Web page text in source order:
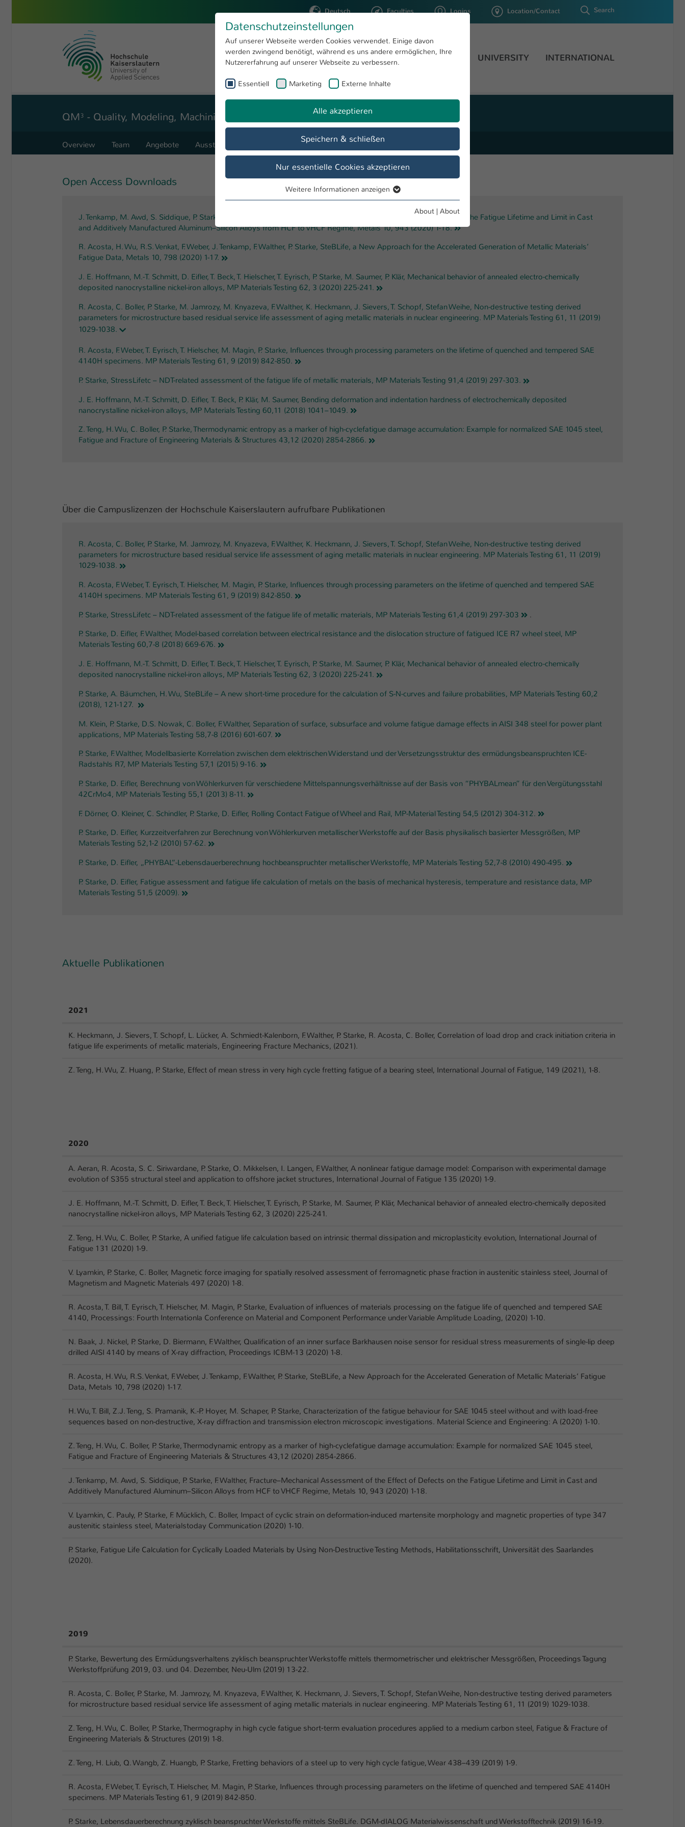
Deutsch Faculties Logins Location/Contact Search
University of Applied Sciences Kaiserslautern
STUDYING RESEARCH UNIVERSITY INTERNATIONAL
You are here: Publikationen
QM³ - Quality, Modeling, Machining & Materials
Overview Team Angebote Ausstattung Publikationen Kontakt
Open Access Downloads
J. Tenkamp, M. Awd, S. Siddique, P. Starke, F. Walther, Fracture–Mechanical Assessment of the Effect of Defects on the Fatigue Lifetime and Limit in Cast
and Additively Manufactured Aluminum–Silicon Alloys from HCF to VHCF Regime, Metals 10, 943 (2020) 1-18.
R. Acosta, H. Wu, R.S. Venkat, F. Weber, J. Tenkamp, F. Walther, P. Starke, SteBLife, a New Approach for the Accelerated Generation of Metallic Materials’
Fatigue Data, Metals 10, 798 (2020) 1-17.
J. E. Hoffmann, M.-T. Schmitt, D. Eifler, T. Beck, T. Hielscher, T. Eyrisch, P. Starke, M. Saumer, P. Klär, Mechanical behavior of annealed electro-chemically
deposited nanocrystalline nickel-iron alloys, MP Materials Testing 62, 3 (2020) 225-241.
R. Acosta, C. Boller, P. Starke, M. Jamrozy, M. Knyazeva, F. Walther, K. Heckmann, J. Sievers, T. Schopf, Stefan Weihe, Non-destructive testing derived
parameters for microstructure based residual service life assessment of aging metallic materials in nuclear engineering. MP Materials Testing 61, 11 (2019)
1029-1038.
R. Acosta, F. Weber, T. Eyrisch, T. Hielscher, M. Magin, P. Starke, Influences through processing parameters on the lifetime of quenched and tempered SAE
4140H specimens. MP Materials Testing 61, 9 (2019) 842-850.
P. Starke, StressLifetc – NDT-related assessment of the fatigue life of metallic materials, MP Materials Testing 91,4 (2019) 297-303.
J. E. Hoffmann, M.-T. Schmitt, D. Eifler, T. Beck, P. Klär, M. Saumer, Bending deformation and indentation hardness of electrochemically deposited
nanocrystalline nickel-iron alloys, MP Materials Testing 60,11 (2018) 1041–1049.
Z. Teng, H. Wu, C. Boller, P. Starke, Thermodynamic entropy as a marker of high-cyclefatigue damage accumulation: Example for normalized SAE 1045 steel,
Fatigue and Fracture of Engineering Materials & Structures 43,12 (2020) 2854-2866.
Über die Campuslizenzen der Hochschule Kaiserslautern aufrufbare Publikationen
R. Acosta, C. Boller, P. Starke, M. Jamrozy, M. Knyazeva, F. Walther, K. Heckmann, J. Sievers, T. Schopf, Stefan Weihe, Non-destructive testing derived
parameters for microstructure based residual service life assessment of aging metallic materials in nuclear engineering. MP Materials Testing 61, 11 (2019)
1029-1038.
R. Acosta, F. Weber, T. Eyrisch, T. Hielscher, M. Magin, P. Starke, Influences through processing parameters on the lifetime of quenched and tempered SAE
4140H specimens. MP Materials Testing 61, 9 (2019) 842-850.
P. Starke, StressLifetc – NDT-related assessment of the fatigue life of metallic materials, MP Materials Testing 61,4 (2019) 297-303
.
P. Starke, D. Eifler, F. Walther, Model-based correlation between electrical resistance and the dislocation structure of fatigued ICE R7 wheel steel, MP
Materials Testing 60,7-8 (2018) 669-676.
J. E. Hoffmann, M.-T. Schmitt, D. Eifler, T. Beck, T. Hielscher, T. Eyrisch, P. Starke, M. Saumer, P. Klär, Mechanical behavior of annealed electro-chemically
deposited nanocrystalline nickel-iron alloys, MP Materials Testing 62, 3 (2020) 225-241.
P. Starke, A. Bäumchen, H. Wu, SteBLife – A new short-time procedure for the calculation of S-N-curves and failure probabilities, MP Materials Testing 60,2
(2018), 121-127.
M. Klein, P. Starke, D.S. Nowak, C. Boller, F. Walther, Separation of surface, subsurface and volume fatigue damage effects in AISI 348 steel for power plant
applications, MP Materials Testing 58,7-8 (2016) 601-607.
P. Starke, F. Walther, Modellbasierte Korrelation zwischen dem elektrischen Widerstand und der Versetzungsstruktur des ermüdungsbeanspruchten ICE-
Radstahls R7, MP Materials Testing 57,1 (2015) 9-16.
P. Starke, D. Eifler, Berechnung von Wöhlerkurven für verschiedene Mittelspannungsverhältnisse auf der Basis von “PHYBALmean” für den Vergütungsstahl
42CrMo4, MP Materials Testing 55,1 (2013) 8-11.
F. Dörner, O. Kleiner, C. Schindler, P. Starke, D. Eifler, Rolling Contact Fatigue of Wheel and Rail, MP-Material Testing 54,5 (2012) 304-312.
P. Starke, D. Eifler, Kurzzeitverfahren zur Berechnung von Wöhlerkurven metallischer Werkstoffe auf der Basis physikalisch basierter Messgrößen, MP
Materials Testing 52,1-2 (2010) 57-62.
P. Starke, D. Eifler, „PHYBAL“-Lebensdauerberechnung hochbeanspruchter metallischer Werkstoffe, MP Materials Testing 52,7-8 (2010) 490-495.
P. Starke, D. Eifler, Fatigue assessment and fatigue life calculation of metals on the basis of mechanical hysteresis, temperature and resistance data, MP
Materials Testing 51,5 (2009).
Aktuelle Publikationen
2021
K. Heckmann, J. Sievers, T. Schopf, L. Lücker, A. Schmiedt-Kalenborn, F. Walther, P. Starke, R. Acosta, C. Boller, Correlation of load drop and crack initiation criteria in
fatigue life experiments of metallic materials, Engineering Fracture Mechanics, (2021).
Z. Teng, H. Wu, Z. Huang, P. Starke, Effect of mean stress in very high cycle fretting fatigue of a bearing steel, International Journal of Fatigue, 149 (2021), 1-8.
2020
A. Aeran, R. Acosta, S. C. Siriwardane, P. Starke, O. Mikkelsen, I. Langen, F. Walther, A nonlinear fatigue damage model: Comparison with experimental damage
evolution of S355 structural steel and application to offshore jacket structures, International Journal of Fatigue 135 (2020) 1-9.
J. E. Hoffmann, M.-T. Schmitt, D. Eifler, T. Beck, T. Hielscher, T. Eyrisch, P. Starke, M. Saumer, P. Klär, Mechanical behavior of annealed electro-chemically deposited
nanocrystalline nickel-iron alloys, MP Materials Testing 62, 3 (2020) 225-241.
Z. Teng, H. Wu, C. Boller, P. Starke, A unified fatigue life calculation based on intrinsic thermal dissipation and microplasticity evolution, International Journal of
Fatigue 131 (2020) 1-9.
V. Lyamkin, P. Starke, C. Boller, Magnetic force imaging for spatially resolved assessment of ferromagnetic phase fraction in austenitic stainless steel, Journal of
Magnetism and Magnetic Materials 497 (2020) 1-8.
R. Acosta, T. Bill, T. Eyrisch, T. Hielscher, M. Magin, P. Starke, Evaluation of influences of materials processing on the fatigue life of quenched and tempered SAE
4140, Processings: Fourth Internationla Conference on Material and Component Performance under Variable Amplitude Loading, (2020) 1-10.
N. Baak, J. Nickel, P. Starke, D. Biermann, F. Walther, Qualification of an inner surface Barkhausen noise sensor for residual stress measurements of single-lip deep
drilled AISI 4140 by means of X-ray diffraction, Proceedings ICBM-13 (2020) 1-8.
R. Acosta, H. Wu, R.S. Venkat, F. Weber, J. Tenkamp, F. Walther, P. Starke, SteBLife, a New Approach for the Accelerated Generation of Metallic Materials’ Fatigue
Data, Metals 10, 798 (2020) 1-17.
H. Wu, T. Bill, Z.J. Teng, S. Pramanik, K.-P. Hoyer, M. Schaper, P. Starke, Characterization of the fatigue behaviour for SAE 1045 steel without and with load-free
sequences based on non-destructive, X-ray diffraction and transmission electron microscopic investigations. Material Science and Engineering: A (2020) 1-10.
Z. Teng, H. Wu, C. Boller, P. Starke, Thermodynamic entropy as a marker of high-cyclefatigue damage accumulation: Example for normalized SAE 1045 steel,
Fatigue and Fracture of Engineering Materials & Structures 43,12 (2020) 2854-2866.
J. Tenkamp, M. Awd, S. Siddique, P. Starke, F. Walther, Fracture–Mechanical Assessment of the Effect of Defects on the Fatigue Lifetime and Limit in Cast and
Additively Manufactured Aluminum–Silicon Alloys from HCF to VHCF Regime, Metals 10, 943 (2020) 1-18.
V. Lyamkin, C. Pauly, P. Starke, F. Mücklich, C. Boller, Impact of cyclic strain on deformation-induced martensite morphology and magnetic properties of type 347
austenitic stainless steel, Materialstoday Communication (2020) 1-10.
P. Starke, Fatigue Life Calculation for Cyclically Loaded Materials by Using Non-Destructive Testing Methods, Habilitationsschrift, Universität des Saarlandes
(2020).
2019
P. Starke, Bewertung des Ermüdungsverhaltens zyklisch beanspruchter Werkstoffe mittels thermometrischer und elektrischer Messgrößen, Proceedings Tagung
Werkstoffprüfung 2019, 03. und 04. Dezember, Neu-Ulm (2019) 13-22.
R. Acosta, C. Boller, P. Starke, M. Jamrozy, M. Knyazeva, F. Walther, K. Heckmann, J. Sievers, T. Schopf, Stefan Weihe, Non-destructive testing derived parameters
for microstructure based residual service life assessment of aging metallic materials in nuclear engineering. MP Materials Testing 61, 11 (2019) 1029-1038.
Z. Teng, H. Wu, C. Boller, P. Starke, Thermography in high cycle fatigue short‐term evaluation procedures applied to a medium carbon steel, Fatigue & Fracture of
Engineering Materials & Structures (2019) 1-8.
Z. Teng, H. Liub, Q. Wangb, Z. Huangb, P. Starke, Fretting behaviors of a steel up to very high cycle fatigue, Wear 438–439 (2019) 1-9.
R. Acosta, F. Weber, T. Eyrisch, T. Hielscher, M. Magin, P. Starke, Influences through processing parameters on the lifetime of quenched and tempered SAE 4140H
specimens. MP Materials Testing 61, 9 (2019) 842-850.
P. Starke, Lebensdauerberechnung zyklisch beanspruchter Werkstoffe mittels SteBLife. DGM-dIALOG Materialwissenschaft und Werkstofftechnik (2019) 16-19.
Datenschutzeinstellungen
Auf unserer Webseite werden Cookies verwendet. Einige davon
werden zwingend benötigt, während es uns andere ermöglichen, Ihre
Nutzererfahrung auf unserer Webseite zu verbessern.
Essentiell Marketing Externe Inhalte
Alle akzeptieren
Speichern & schließen
Nur essentielle Cookies akzeptieren
Essentielle Cookies werden für grundlegende Funktionen der
einwandfrei funktioniert.
Name cookie_optin
Anbieter TYPO3
Zweck
Dieses Cookie wird verwendet, um Ihre Cookie-
Name SgCookieOptin.lastPreferences
Anbieter TYPO3
Laufzeit 1 Jahr
Dieser Wert speichert Ihre Consent-
Einstellungen. Unter anderem eine zufällig
Laufzeit 1 Woche
Zweck
von TYPO3. Es speichert im Fall eines Intranet-
Logins die Session-ID. So kann der eingeloggte
ihm Zugang zu geschützten Bereichen gewährt.
Anbieter TYPO3
Laufzeit 1 Tag
Zweck
Besucher im Typo3-Backend angemeldet ist und
Cookie-Informationen anzeigen
Marketing
Diese Cookies werden verwendet um das Nutzungsverhalten der
Besucher auf der Website nachzuverfolgen. Die erhobenen Daten
werden anonymisiert und ausschließlich für interne Zwecke
Anbieter Hochschule Kaiserslautern
Cookie von Matomo für Website-Analysen.
Besucher die Website nutzt.
Wir verwenden auf unserer Website externe Inhalte (Youtube,
Vimeo, Issuu), um Ihnen zusätzliche Informationen anzubieten.
Weitere Informationen anzeigen
About | About